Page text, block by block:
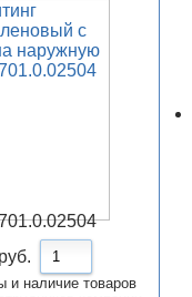
руб.
и наличие товаров